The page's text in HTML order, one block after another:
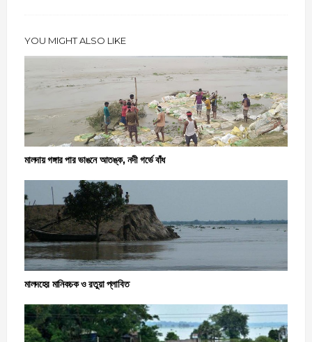
YOU MIGHT ALSO LIKE
মালদায় গঙ্গার পার ভাঙনে আতঙ্ক, নদী গর্ভে বাঁধ
মালদহের মানিকচক ও রতুয়া প্লাবিত